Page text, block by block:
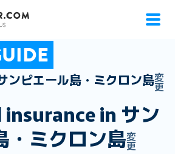
ンピエール島・ミクロン島変
更
in サン
・ミクロン島変
更